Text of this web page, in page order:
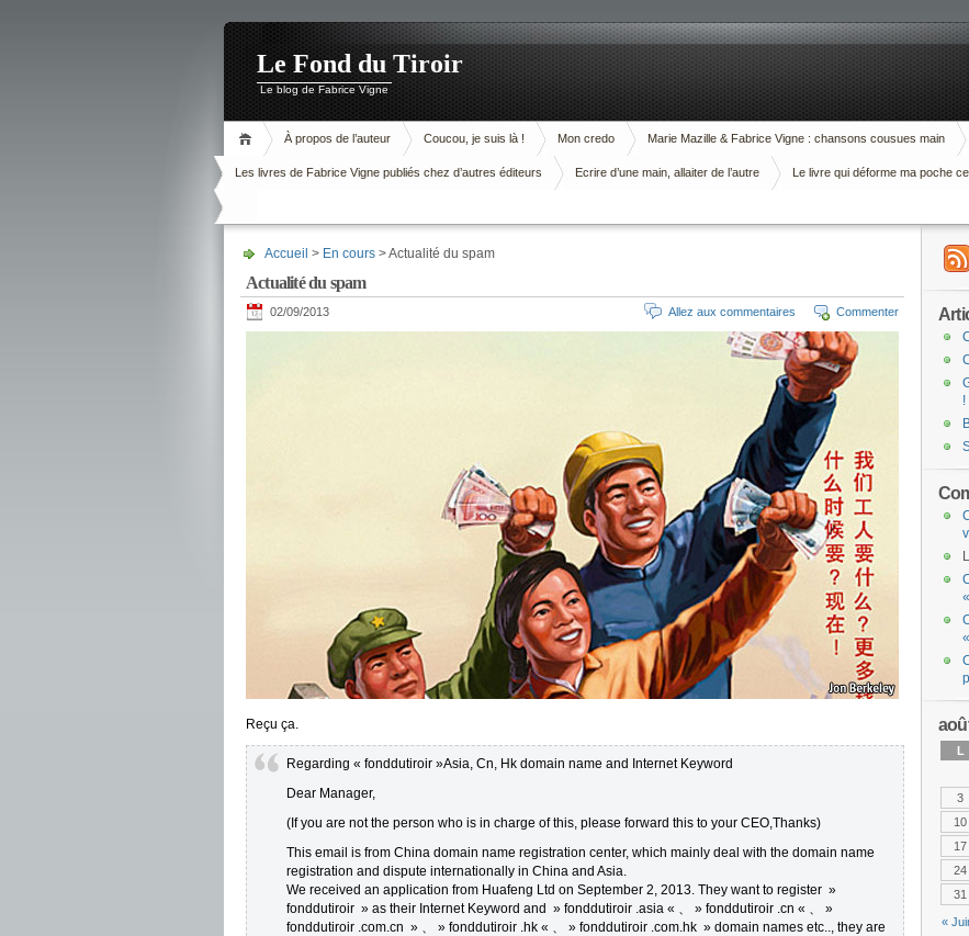
Le Fond du Tiroir
Le blog de Fabrice Vigne
À propos de l’auteur Coucou, je suis là ! Mon credo Marie Mazille & Fabrice Vigne : chansons cousues main
Les livres de Fabrice Vigne publiés chez d’autres éditeurs Ecrire d’une main, allaiter de l’autre Le livre qui déforme ma poche
Accueil > En cours > Actualité du spam
Actualité du spam
02/09/2013 Commenter
Allez aux commentaires
Reçu ça.
Regarding « fonddutiroir »Asia, Cn, Hk domain name and Internet Keyword
Dear Manager,
(If you are not the person who is in charge of this, please forward this to your CEO,Thanks)
This email is from China domain name registration center, which mainly deal with the domain name
registration and dispute internationally in China and Asia.
We received an application from Huafeng Ltd on September 2, 2013. They want to register »
fonddutiroir » as their Internet Keyword and » fonddutiroir .asia « 、 » fonddutiroir .cn « 、 »
fonddutiroir .com.cn » 、 » fonddutiroir .hk « 、 » fonddutiroir .com.hk » domain names etc.., they are
!
L
«
3
10
17
24
31